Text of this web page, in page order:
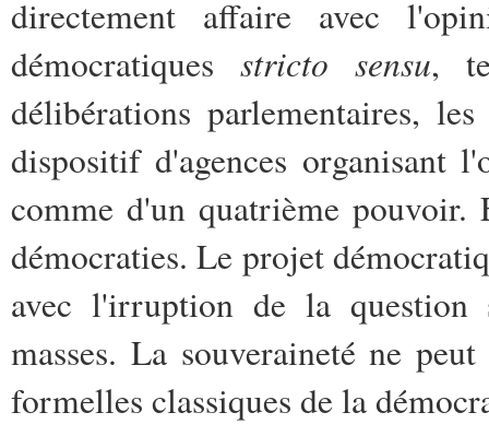
directement affaire avec
démocratiques stricto sensu,
délibérations parlementaires,
dispositif d'agences organisant
comme d'un quatrième pouvoir.
démocraties. Le projet
avec l'irruption de la question
masses. La souveraineté ne
formelles classiques de la